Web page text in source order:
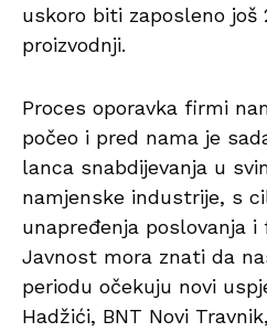
uskoro biti zaposleno još
proizvodnji.
Proces oporavka firmi
počeo i pred nama je
lanca snabdijevanja u
namjenske industrije, s
unapređenja poslovanja
Javnost mora znati da
periodu očekuju novi
Hadžići, BNT Novi